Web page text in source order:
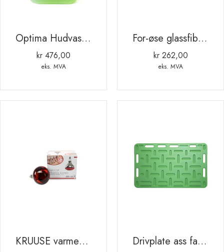
Optima Hudvask 5ltr
kr 476,00
eks. MVA
For-øse glassfiber1 KG
kr262,00
eks. MVA
KRUUSE varmepære. 150 W. rød.2 stk Drivplate ass farger 126 x 76